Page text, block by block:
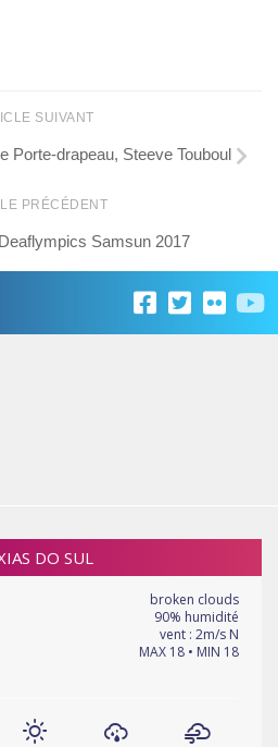
SUIVANT
Porte-drapeau, Steeve Touboul
PRÉCÉDENT
Samsun 2017
DO SUL
broken clouds
90% humidité
vent : 2m/s N
MAX 18 • MIN 18